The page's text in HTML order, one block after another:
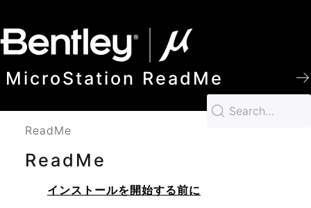
MicroStation ReadMe
ReadMe
ReadMe
インストールを開始する前に